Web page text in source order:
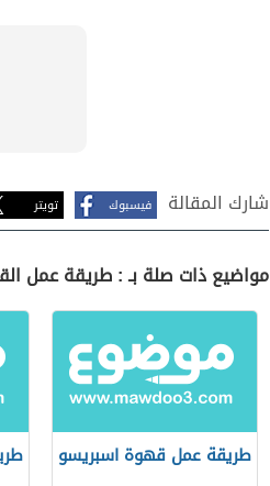
شارك المقالة فيسبوك تويتر
مواضيع ذات صلة بـ : طريقة عمل
طريقة عمل قهوة اسبريسو